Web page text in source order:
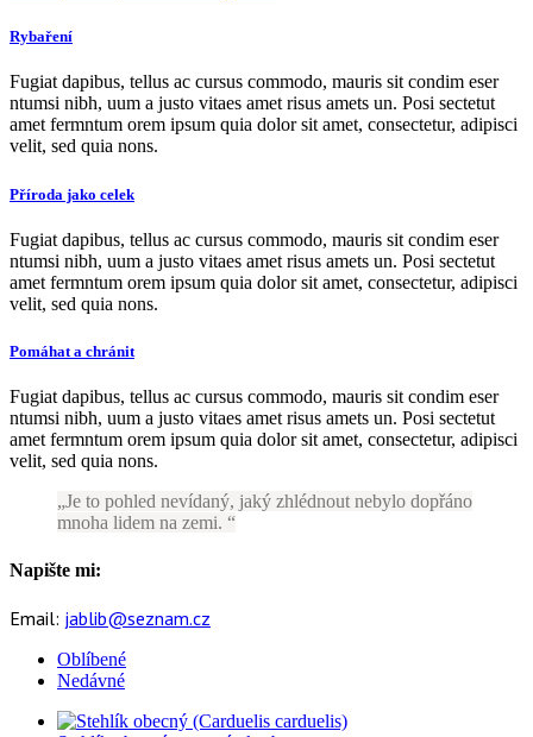
Rybaření
Fugiat dapibus, tellus ac cursus commodo, mauris sit condim eser
ntumsi nibh, uum a justo vitaes amet risus amets un. Posi sectetut
amet fermntum orem ipsum quia dolor sit amet, consectetur, adipisci
velit, sed quia nons.
Příroda jako celek
Fugiat dapibus, tellus ac cursus commodo, mauris sit condim eser
ntumsi nibh, uum a justo vitaes amet risus amets un. Posi sectetut
amet fermntum orem ipsum quia dolor sit amet, consectetur, adipisci
velit, sed quia nons.
Pomáhat a chránit
Fugiat dapibus, tellus ac cursus commodo, mauris sit condim eser
ntumsi nibh, uum a justo vitaes amet risus amets un. Posi sectetut
amet fermntum orem ipsum quia dolor sit amet, consectetur, adipisci
velit, sed quia nons.
Je to pohled nevídaný, jaký zhlédnout nebylo dopřáno
mnoha lidem na zemi.
Napište mi:
Email: jablib@seznam.cz
Oblíbené
Nedávné